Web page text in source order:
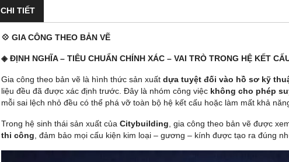
CHI TIẾT
💠 GIA CÔNG THEO BẢN VẼ
◈ ĐỊNH NGHĨA – TIÊU CHUẨN CHÍNH XÁC – VAI TRÒ TRONG HỆ KẾT
Gia công theo bản vẽ là hình thức sản xuất dựa tuyệt đối vào hồ sơ kỹ
liệu đều đã được xác định trước. Đây là nhóm công việc không cho phép
mỗi sai lệch nhỏ đều có thể phá vỡ toàn bộ hệ kết cấu hoặc làm mất khả
Trong hệ sinh thái sản xuất của Citybuilding , gia công theo bản vẽ được
thi công , đảm bảo mọi cấu kiện kim loại – gương – kính được tạo ra đúng